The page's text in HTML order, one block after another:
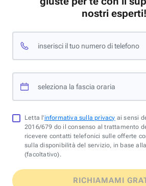
nostri esperti!
inserisci il tuo numero di telefono
seleziona la fascia oraria
Letta l'informativa sulla privacy ai sensi
2016/679 do il consenso al trattamento
ricevere contatti telefonici sulle offerte
sulla disponibilità del servizio, in base
(facoltativo).
RICHIAMAMI